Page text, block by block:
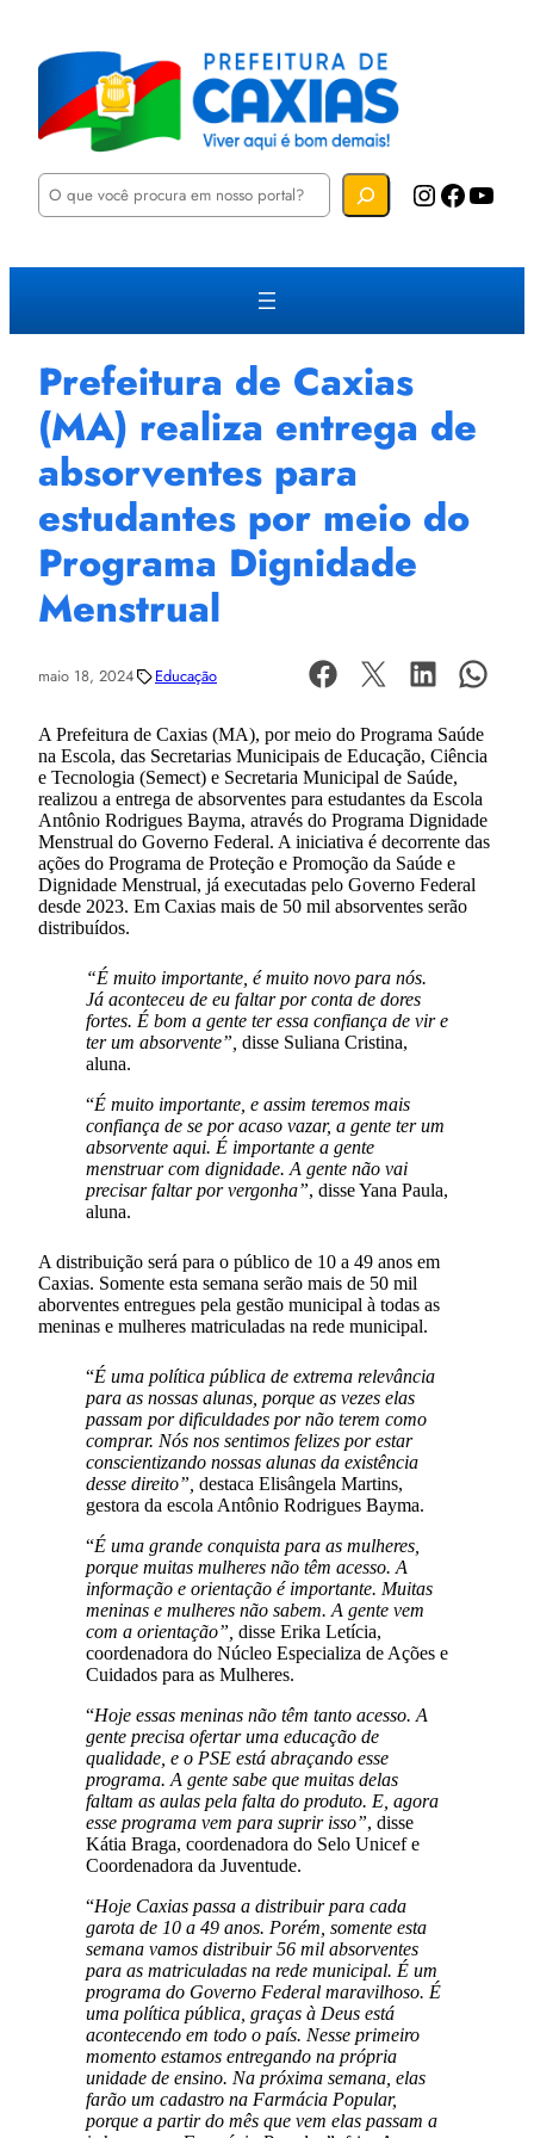
P
u
a
Instagram Facebook YouTube
Prefeitura de Caxias
(MA) realiza entrega de
absorventes para
estudantes por meio do
Programa Dignidade
Menstrual
maio 18, 2024 Educação
A Prefeitura de Caxias (MA), por meio do Programa Saúde
na Escola, das Secretarias Municipais de Educação, Ciência
e Tecnologia (Semect) e Secretaria Municipal de Saúde,
realizou a entrega de absorventes para estudantes da Escola
Antônio Rodrigues Bayma, através do Programa Dignidade
Menstrual do Governo Federal. A iniciativa é decorrente das
ações do Programa de Proteção e Promoção da Saúde e
Dignidade Menstrual, já executadas pelo Governo Federal
desde 2023. Em Caxias mais de 50 mil absorventes serão
distribuídos.
“É muito importante, é muito novo para nós.
Já aconteceu de eu faltar por conta de dores
fortes. É bom a gente ter essa confiança de vir e
ter um absorvente”, disse Suliana Cristina,
aluna.
“É muito importante, e assim teremos mais
confiança de se por acaso vazar, a gente ter um
absorvente aqui. É importante a gente
menstruar com dignidade. A gente não vai
precisar faltar por vergonha”, disse Yana Paula,
aluna.
A distribuição será para o público de 10 a 49 anos em
Caxias. Somente esta semana serão mais de 50 mil
aborventes entregues pela gestão municipal à todas as
meninas e mulheres matriculadas na rede municipal.
“É uma política pública de extrema relevância
para as nossas alunas, porque as vezes elas
passam por dificuldades por não terem como
comprar. Nós nos sentimos felizes por estar
conscientizando nossas alunas da existência
desse direito”, destaca Elisângela Martins,
gestora da escola Antônio Rodrigues Bayma.
“É uma grande conquista para as mulheres,
porque muitas mulheres não têm acesso. A
informação e orientação é importante. Muitas
meninas e mulheres não sabem. A gente vem
com a orientação”, disse Erika Letícia,
coordenadora do Núcleo Especializa de Ações e
Cuidados para as Mulheres.
“Hoje essas meninas não têm tanto acesso. A
gente precisa ofertar uma educação de
qualidade, e o PSE está abraçando esse
programa. A gente sabe que muitas delas
faltam as aulas pela falta do produto. E, agora
esse programa vem para suprir isso”, disse
Kátia Braga, coordenadora do Selo Unicef e
Coordenadora da Juventude.
“Hoje Caxias passa a distribuir para cada
garota de 10 a 49 anos. Porém, somente esta
semana vamos distribuir 56 mil absorventes
para as matriculadas na rede municipal. É um
programa do Governo Federal maravilhoso. É
uma política pública, graças à Deus está
acontecendo em todo o país. Nesse primeiro
momento estamos entregando na própria
unidade de ensino. Na próxima semana, elas
farão um cadastro na Farmácia Popular,
porque a partir do mês que vem elas passam a